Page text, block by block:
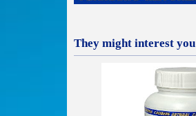
They might interest you